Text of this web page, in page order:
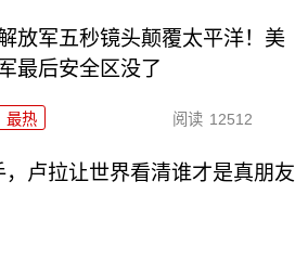
放军五秒镜头颠覆太平洋！美
最后安全区没了
最热 阅读 12512
卢拉让世界看清谁才是真朋友